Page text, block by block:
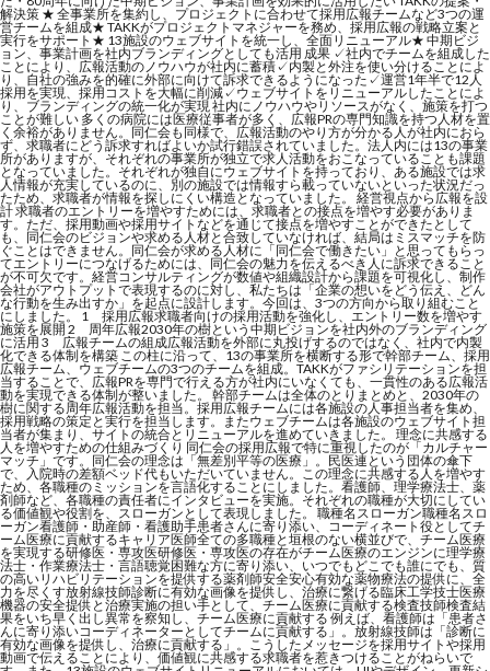
解決策 ★ 全事業所を集約し、プロジェクトに合わせて採用広報チームなど3つの運
営チームを組成★ TAKKがプロジェクトマネジャーを務め、採用広報の戦略立案と
実行をサポート★ 13施設のウェブサイトを統一し、全面リニューアル★ 中期ビジ
ョン、事業計画を社内ブランディングとしても活用 成果 ✓社内でチームを組成した
ことにより、広報活動のノウハウが社内に蓄積✓内製と外注を使い分けることによ
り、自社の強みを的確に外部に向けて訴求できるようになった✓運営1年半で12人
採用を実現、採用コストを大幅に削減✓ウェブサイトをリニューアルしたことによ
り、ブランディングの統一化が実現 社内にノウハウやリソースがなく、施策を打つ
ことが難しい 多くの病院には医療従事者が多く、広報PRの専門知識を持つ人材を置
く余裕がありません。同仁会も同様で、広報活動のやり方が分かる人が社内におら
ず、求職者にどう訴求すればよいか試行錯誤されていました。法人内には13の事業
所がありますが、それぞれの事業所が独立で求人活動をおこなっていることも課題
となっていました。それぞれが独自にウェブサイトを持っており、ある施設では求
人情報が充実しているのに、別の施設では情報すら載っていないといった状況だっ
たため、求職者が情報を探しにくい構造となっていました。 経営視点から広報を設
計 求職者のエントリーを増やすためには、求職者との接点を増やす必要がありま
す。ただ、採用動画や採用サイトなどを通じて接点を増やすことができたとして
も、同仁会のビジョンや求める人材と合致していなければ、結局はミスマッチを防
ぐことはできません。同仁会が求める人材に「同仁会で働きたい」と思ってもらっ
てエントリーにつなげるためには、同仁会の魅力を伝えるべき人に訴求できること
が不可欠です。経営コンサルティングが数値や組織設計から課題を可視化し、制作
会社がアウトプットで表現するのに対し、私たちは「企業の想いをどう伝え、どん
な行動を生み出すか」を起点に設計します。今回は、3つの方向から取り組むこと
にしました。 1 採用広報求職者向けの採用活動を強化し、エントリー数を増やす
施策を展開 2 周年広報2030年の樹という中期ビジョンを社内外のブランディング
に活用 3 広報チームの組成広報活動を外部に丸投げするのではなく、社内で内製
化できる体制を構築 この柱に沿って、13の事業所を横断する形で幹部チーム、採用
広報チーム、ウェブチームの3つのチームを組成。TAKKがファシリテーションを担
当することで、広報PRを専門で行える方が社内にいなくても、一貫性のある広報活
動を実現できる体制が整いました。 幹部チームは全体のとりまとめと、2030年の
樹に関する周年広報活動を担当。採用広報チームには各施設の人事担当者を集め、
採用戦略の策定と実行を担当します。またウェブチームは各施設のウェブサイト担
当者が集まり、サイトの統合とリニューアルを進めていきました。 理念に共感する
人を増やすための仕組みづくり 同仁会の採用広報で特に重視したのが「カルチャー
マッチ」です。同仁会の理念は「無差別平等の医療」。民医連という団体の傘下
で、入院時の差額ベッド代もいただいていません。この理念に共感する人を増やす
ため、各職種のミッションを言語化することにしました。看護師、理学療法士、薬
剤師など、各職種の責任者にインタビューを実施。それぞれの職種が大切にしてい
る価値観や役割を、スローガンとして表現しました。 職種名スローガン職種名スロ
ーガン看護師・助産師・看護助手患者さんに寄り添い、コーディネート役としてチ
ーム医療に貢献するキャリア医師全ての多職種と垣根のない横並びで、チーム医療
を実現する研修医・専攻医研修医・専攻医の存在がチーム医療のエンジンに理学療
法士・作業療法士・言語聴覚困難な方に寄り添い、いつでもどこでも誰にでも、質
の高いリハビリテーションを提供する薬剤師安全安心有効な薬物療法の提供に、全
力を尽くす放射線技師診断に有効な画像を提供し、治療に繋げる臨床工学技士医療
機器の安全提供と治療実施の担い手として、チーム医療に貢献する検査技師検査結
果をいち早く出し異常を察知し、チーム医療に貢献する 例えば、看護師は「患者さ
んに寄り添いコーディネーターとしてチームに貢献する」。放射線技師は「診断に
有効な画像を提供し、治療に貢献する」。こうしたメッセージを採用サイトや採用
動画で伝えることにより、価値観に共感する求職者を惹きつけることがねらいで